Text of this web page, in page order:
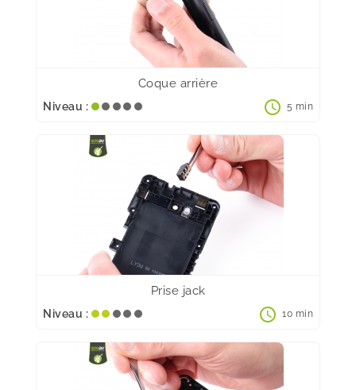
Coque arrière
Niveau : schedule 5 min
Prise jack
Niveau : schedule 10 min